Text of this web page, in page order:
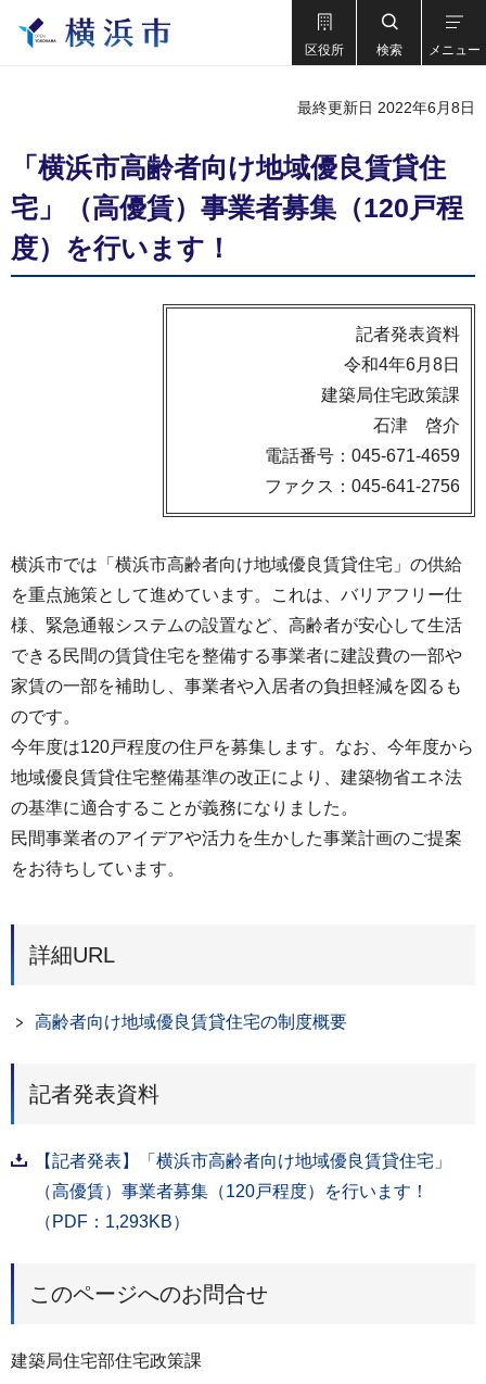
区役所 検索 メニュー
最終更新日 2022年6月8日
「横浜市高齢者向け地域優良賃貸住
宅」（高優賃）事業者募集（120戸程
度）を行います！
記者発表資料
令和4年6月8日
建築局住宅政策課
石津 啓介
電話番号：045-671-4659
ファクス：045-641-2756
横浜市では「横浜市高齢者向け地域優良賃貸住宅」の供給
を重点施策として進めています。これは、バリアフリー仕
様、緊急通報システムの設置など、高齢者が安心して生活
できる民間の賃貸住宅を整備する事業者に建設費の一部や
家賃の一部を補助し、事業者や入居者の負担軽減を図るも
のです。
今年度は120戸程度の住戸を募集します。なお、今年度から
地域優良賃貸住宅整備基準の改正により、建築物省エネ法
の基準に適合することが義務になりました。
民間事業者のアイデアや活力を生かした事業計画のご提案
をお待ちしています。
詳細URL
高齢者向け地域優良賃貸住宅の制度概要
記者発表資料
【記者発表】「横浜市高齢者向け地域優良賃貸住宅」
（高優賃）事業者募集（120戸程度）を行います！
（PDF：1,293KB）
このページへのお問合せ
建築局住宅部住宅政策課